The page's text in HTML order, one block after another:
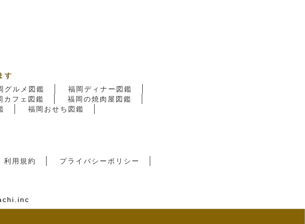
す
グルメ図鑑
福岡ディナー図鑑
カフェ図鑑
福岡の焼肉屋図鑑
福岡おせち図鑑
利用規約 プライバシーポリシー